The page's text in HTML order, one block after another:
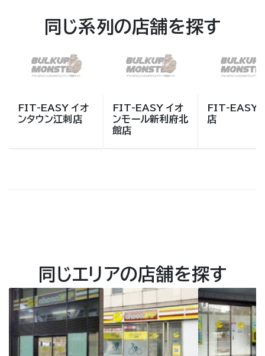
同じ系列の店舗を探す
FIT-EASY イオ
ンタウン江刺店
FIT-EASY イオ
ンモール新利府北
館店
FIT-EASY
店
同じエリアの店舗を探す